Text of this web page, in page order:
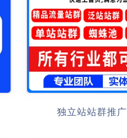
独立站站群推广